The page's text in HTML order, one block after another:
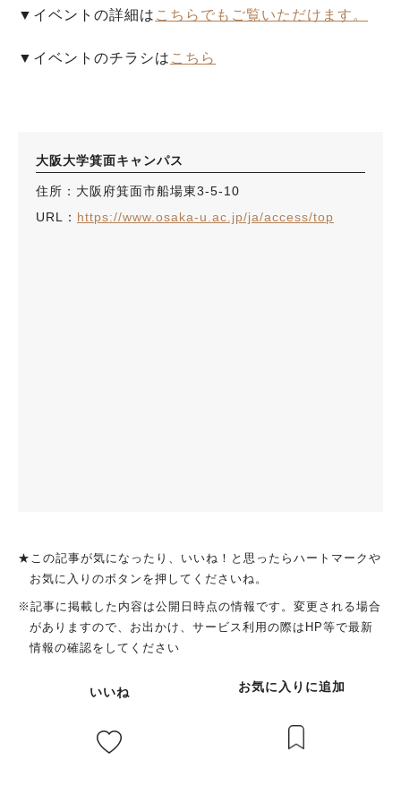
▼イベントの詳細は こちらでもご覧いただけます。
▼イベントのチラシは こちら
大阪大学箕面キャンパス
住所：大阪府箕面市船場東3-5-10
URL： https://www.osaka-u.ac.jp/ja/access/top
★この記事が気になったり、いいね！と思ったらハートマークや
お気に入りのボタンを押してくださいね。
※記事に掲載した内容は公開日時点の情報です。変更される場合
がありますので、お出かけ、サービス利用の際はHP等で最新
情報の確認をしてください
いいね お気に入りに追加